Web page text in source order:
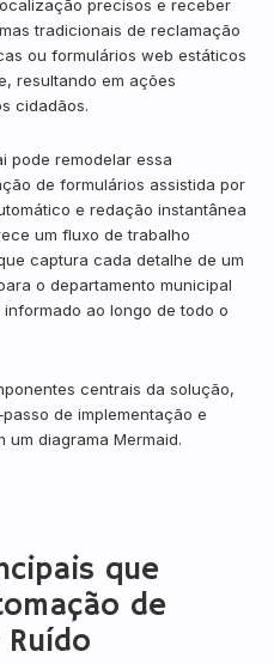
precisos e receber
tradicionais de reclamação
ou formulários web estáticos
resultando em ações
cidadãos.
pode remodelar essa
de formulários assistida por
e redação instantânea
um fluxo de trabalho
captura cada detalhe de um
o departamento municipal
ao longo de todo o
centrais da solução,
de implementação e
um diagrama Mermaid.
que
de